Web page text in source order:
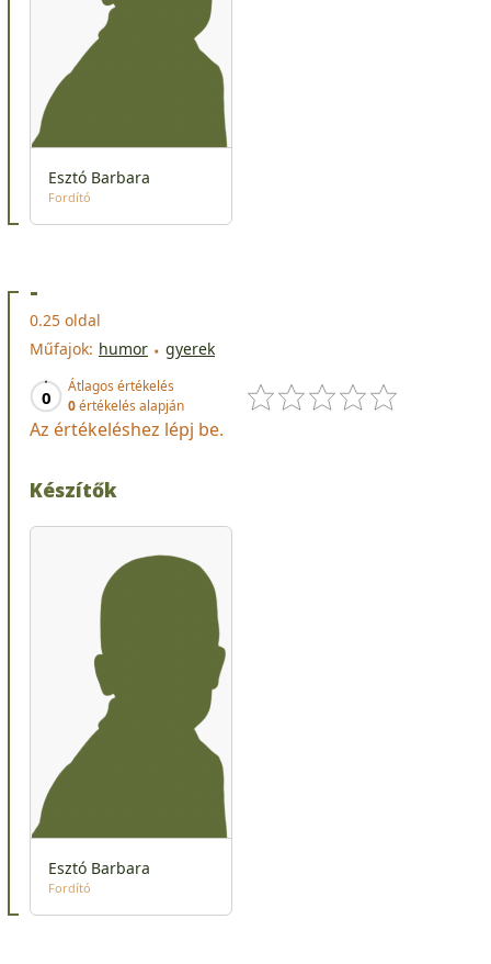
Esztó Barbara
Fordító
-
0.25 oldal
Műfajok: humor gyerek
0
Átlagos értékelés
0értékelés alapján
Az értékeléshez lépj be.
Készítők
Esztó Barbara
Fordító